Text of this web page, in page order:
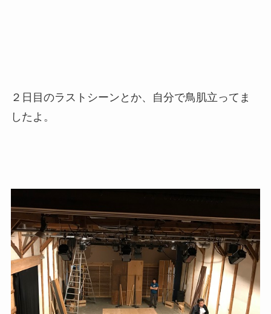
２日目のラストシーンとか、自分で鳥肌立ってま
したよ。